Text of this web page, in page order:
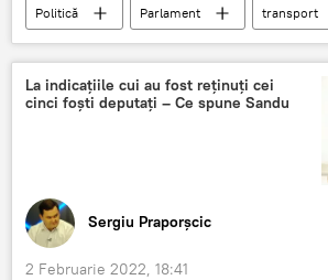
Politică Parlament
transport
Avocatul Poporului
La indicațiile cui au fost reținuți cei
cinci foști deputați – Ce spune Sandu
Sergiu Praporșcic
2 Februarie 2022, 18:41